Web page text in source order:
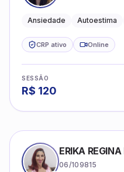
que você está
Ansiedade Autoestima
CRP ativo Online
SESSÃO
R$ 120
ERIKA
06/109815